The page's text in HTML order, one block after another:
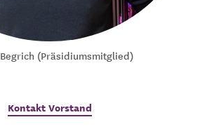
(Präsidiumsmitglied)
Kontakt Vorstand